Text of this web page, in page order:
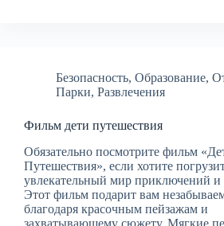
Безопасность, Образование,
Парки, Развлечения
Фильм дети путешествия
Обязательно посмотрите фильм
Путешествия», если хотите
увлекательный мир приключений и
Этот фильм подарит вам
благодаря красочным пейзажам и
захватывающему сюжету. Мягкие